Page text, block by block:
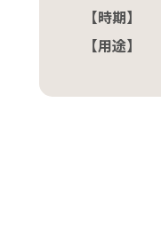
【時期】
【用途】